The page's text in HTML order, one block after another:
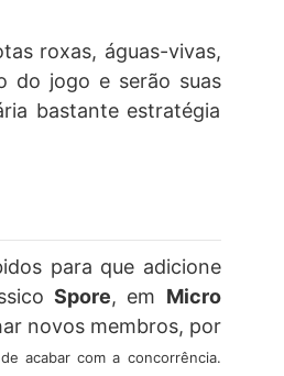
roxas, águas-vivas,
do jogo e serão suas
bastante estratégia
para que adicione
Spore, em Micro
novos membros, por
acabar com a concorrência.